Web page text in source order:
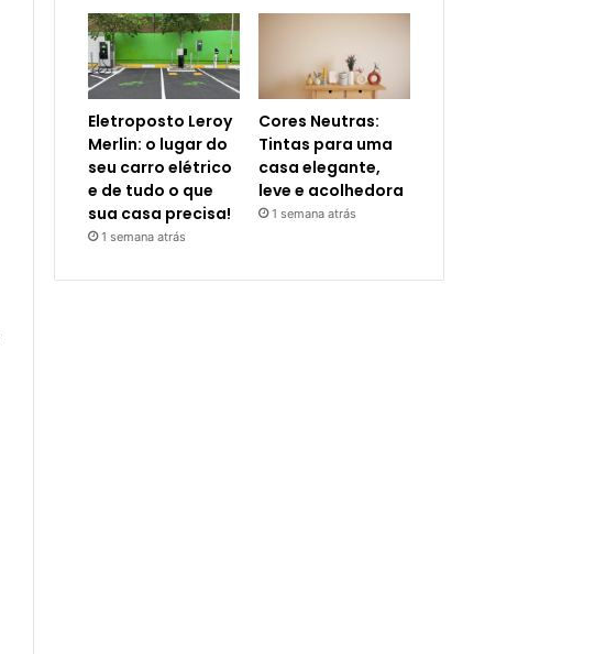
Eletroposto Leroy
Merlin: o lugar do
seu carro elétrico
e de tudo o que
sua casa precisa!
1 semana atrás
Cores Neutras:
Tintas para uma
casa elegante,
leve e acolhedora
1 semana atrás